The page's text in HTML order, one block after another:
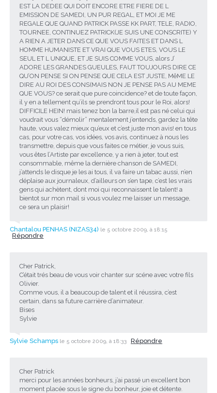
EST LA DEDEE QUI DOIT ENCORE ETRE FIERE DE L
EMISSION DE SAMEDI, UN PUR REGAL, ET MOI JE ME
REGALE QUE QUAND PATRICK PASSE KK PART, TELE, RADIO,
TOURNEE, CONTINUEZ PATRICK(JE SUIS UNE CONSCRITE) Y
A RIEN A JETER DANS CE QUE VOUS FAITES ET DANS L
HOMME HUMANISTE ET VRAI QUE VOUS ETES, VOUS LE
SEUL ET L UNIQUE, ET JE SUIS COMME VOUS, alors J’
ADORE LES GRANDES GUEULES, FAUT TOUJOURS DIRE CE
QU’ON PENSE SI ON PENSE QUE CELA EST JUSTE, MêME LE
DIRE AU ROI DES CONS(MAIS NON JE PENSE PAS AU MEME
QUE VOUS? ce serait que pure coincidence? et de toute façon,
il y en a tellement qu’ils se prendront tous pour le Roi, alors!
DIFFICILE HEIN! mais tenez bon la barre,il est pas né celui qui
voudrait vous “démolir” mentalement j’entends, gardez la tête
haute, vous valez mieux qu’eux et c’est juste mon avis! en tous
cas, pour votre cas, vos idées, vos avis, continuez à nous les
transmettre, depuis que vous faites ce métier, je vous suis,
vous êtes l’Artiste par excellence, y a rien à jeter, tout est
consommable, même la dernière chanson de SAMEDI,
j’attends le disque je les ai tous, il va faire un tabac aussi, n’en
déplaise aux journaleux, d’ailleurs on s’en tape, c’est les vrais
gens qui achètent, dont moi qui reconnaissent le talent! a
bientot sur mon mail si vous voulez me laisser un message,
ce sera un plaisir!
Chantalou PENHAS (NIZAS34) le 5 octobre 2009, à 18:15
Répondre
Cher Patrick,
C’était trés beau de vous voir chanter sur scéne avec votre fils
Olivier.
Comme vous, il a beaucoup de talent et il réussira, c’est
certain, dans sa future carrière d’animateur.
Bises
Sylvie
Sylvie Schamps le 5 octobre 2009, à 18:33 Répondre
Cher Patrick
merci pour les années bonheurs, j’ai passé un excellent bon
moment placée sous le signe du bonheur, joie et détente.